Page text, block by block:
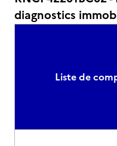
diagnostics
Liste de